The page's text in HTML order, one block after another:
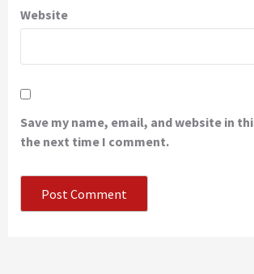
Website
Save my name, email, and website in
the next time I comment.